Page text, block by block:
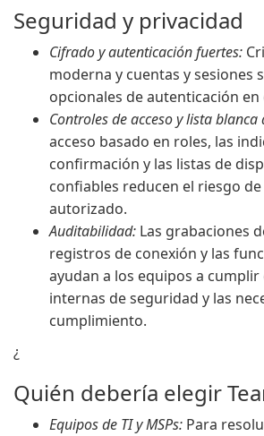
Seguridad y privacidad
Cifrado y autenticación fuertes:
moderna y cuentas y sesiones
opcionales de autenticación en
Controles de acceso y lista blanca
acceso basado en roles, las
confirmación y las listas de
confiables reducen el riesgo de
autorizado.
Auditabilidad: Las grabaciones
registros de conexión y las
ayudan a los equipos a
internas de seguridad y las
cumplimiento.
¿
Quién debería elegir
Equipos de TI y MSPs: Para